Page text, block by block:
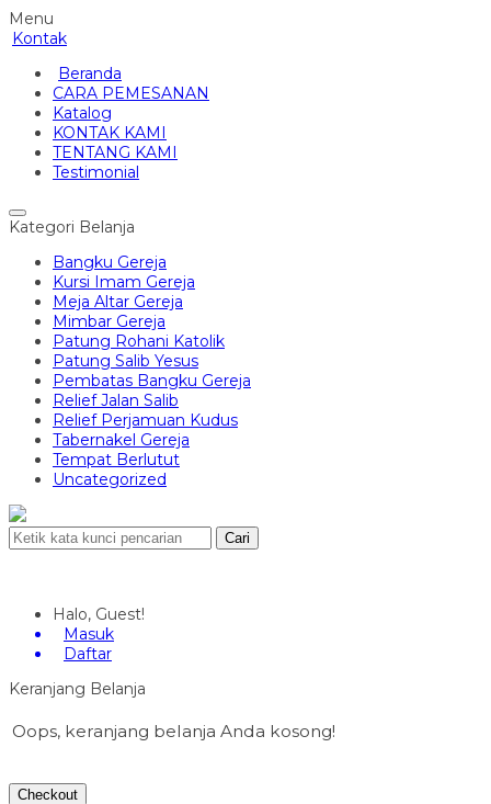
Menu
Kontak
Beranda
CARA PEMESANAN
Katalog
KONTAK KAMI
TENTANG KAMI
Testimonial
Kategori Belanja
Bangku Gereja
Kursi Imam Gereja
Meja Altar Gereja
Mimbar Gereja
Patung Rohani Katolik
Patung Salib Yesus
Pembatas Bangku Gereja
Relief Jalan Salib
Relief Perjamuan Kudus
Tabernakel Gereja
Tempat Berlutut
Uncategorized
Cari
Halo, Guest!
Masuk
Daftar
Keranjang Belanja
Oops, keranjang belanja Anda kosong!
Checkout